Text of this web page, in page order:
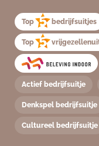
Top bedrijfsuitjes
Top
Actief bedrijfsuitje
Denkspel bedrijfsuitje
Cultureel bedrijfsuitje